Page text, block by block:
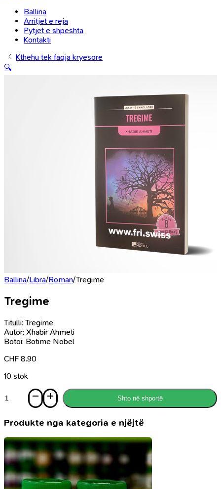
Ballina
Arritjet e reja
Pytjet e shpeshta
Kontakti
Kthehu tek faqja kryesore
🔍
Ballina/Libra/Roman/Tregime
Tregime
Titulli: Tregime
Autor: Xhabir Ahmeti
Botoi: Botime Nobel
CHF 8.90
10 stok
Tregime
Shto në shportë
Produkte nga kategoria e njëjtë